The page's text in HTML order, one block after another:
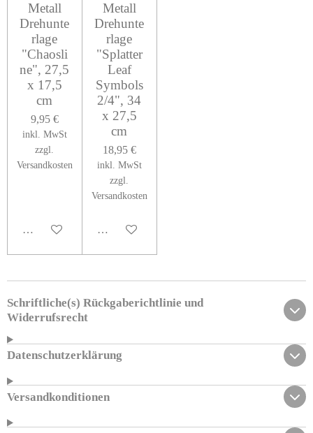
Metall
Drehunte
rlage
"Chaosli
ne", 27,5
x 17,5
cm
9,95 €
inkl. MwSt
zzgl.
Versandkosten
In den Warenkorb
Metall
Drehunte
rlage
"Splatter
Leaf
Symbols
2/4", 34
x 27,5
cm
18,95 €
inkl. MwSt
zzgl.
Versandkosten
In den Warenkorb
Schriftliche(s) Rückgaberichtlinie und
Widerrufsrecht
Datenschutzerklärung
Versandkonditionen